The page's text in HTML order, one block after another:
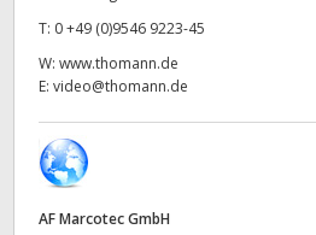
Spain
Sweden
Turkey
T: 0 +49 (0)9546 9223-45
W: www.thomann.de
E: video@thomann.de
AF Marcotec GmbH